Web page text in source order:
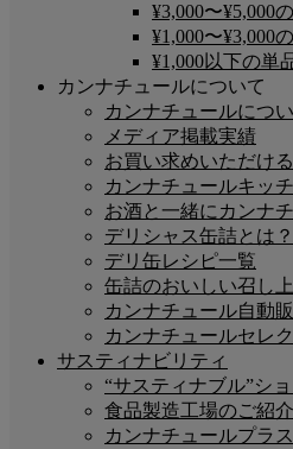
¥3,000〜¥5,000
¥1,000〜¥3,000
¥1,000以下の単
カンナチュールについて
カンナチュールにつ
メディア掲載実績
お買い求めいただけ
カンナチュールキッ
お酒と一緒にカンナ
デリシャス缶詰とは？
デリ缶レシピ一覧
缶詰のおいしい召し
カンナチュール自動
カンナチュールセレ
サスティナビリティ
“サスティナブル”シ
食品製造工場のご紹
カンナチュールプラス